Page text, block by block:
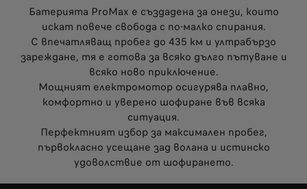
Батерията ProMax е създадена за онези, които
искат повече свобода с по-малко спирания.
С впечатляващ пробег до 435 км и ултрабързо
зареждане, тя е готова за всяко дълго пътуване и
всяко ново приключение.
Мощният електромотор осигурява плавно,
комфортно и уверено шофиране във всяка
ситуация.
Перфектният избор за максимален пробег,
първокласно усещане зад волана и истинско
удоволствие от шофирането.